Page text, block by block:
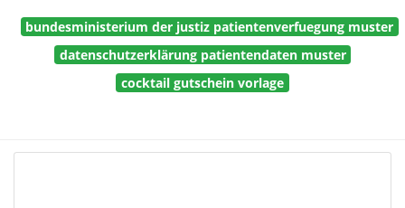
bundesministerium der justiz patientenverfuegung muster
datenschutzerklärung patientendaten muster
cocktail gutschein vorlage